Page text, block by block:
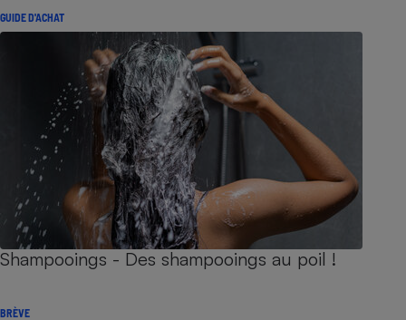
GUIDE D'ACHAT
Shampooings - Des shampooings au poil !
BRÈVE